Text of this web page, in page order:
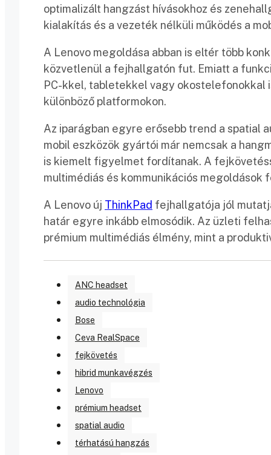
optimalizált hangzást hívásokhoz és
kialakítás és a vezeték nélküli működés a
A Lenovo megoldása abban is eltér több
közvetlenül a fejhallgatón fut. Emiatt a
PC-kkel, tabletekkel vagy okostelefonokkal
különböző platformokon.
Az iparágban egyre erősebb trend a spatial
mobil eszközök gyártói már nemcsak a
is kiemelt figyelmet fordítanak. A
multimédiás és kommunikációs
A Lenovo új ThinkPad fejhallgatója jól
határ egyre inkább elmosódik. Az üzleti
prémium multimédiás élmény, mint a
ANC headset
audio technológia
Bose
Ceva RealSpace
fejkövetés
hibrid munkavégzés
Lenovo
prémium headset
spatial audio
térhatású hangzás